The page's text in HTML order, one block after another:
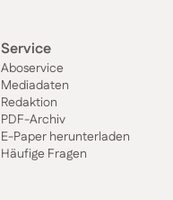
Service
Aboservice
Mediadaten
Redaktion
PDF-Archiv
E-Paper herunterladen
Häufige Fragen